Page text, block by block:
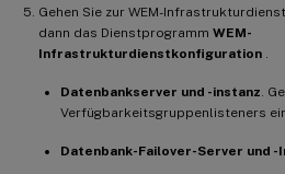
Gehen Sie zur WEM-
dann das Dienstprogramm WEM-
Infrastrukturdienstkonfiguration
Datenbankserver und -instanz .
Verfügbarkeitsgruppenlisteners
Datenbank-Failover-Server und -